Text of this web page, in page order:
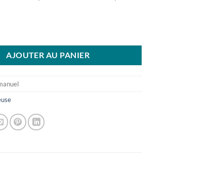
AJOUTER AU PANIER